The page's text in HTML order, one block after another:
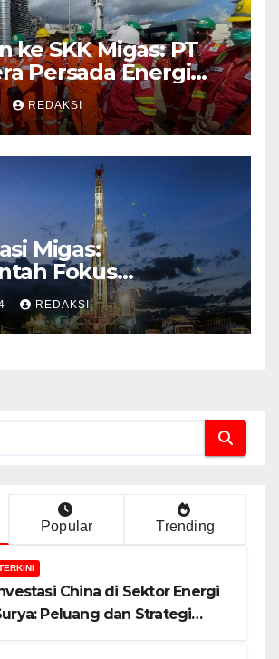
ke SKK Migas: PT
Persada Energi
Miliar
REDAKSI
Migas:
Fokus
Produksi di
Timur Indonesia
REDAKSI
Popular Trending
China di Sektor Energi
Peluang dan Strategi